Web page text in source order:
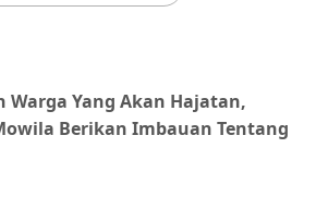
Warga Yang Akan Hajatan,
Berikan Imbauan Tentang